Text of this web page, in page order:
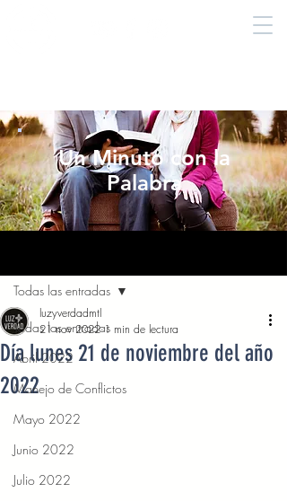
Un Minuto con la
Palabra
Todas las entradas
Abril 2022
Manejo de Conflictos
Mayo 2022
Junio 2022
Julio 2022
Todas las entradas
Día lunes 21 de noviembre del año
2022
luzyverdadmtl
21 nov 2022 1 min de lectura